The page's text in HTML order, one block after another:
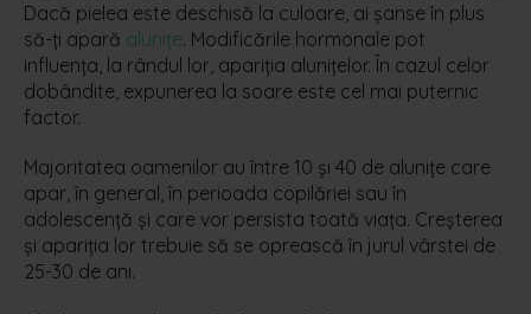
Dacă pielea este deschisă la culoare, ai șanse în plus
să-ți apară alunițe. Modificările hormonale pot
influența, la rândul lor, apariția alunițelor. În cazul celor
dobândite, expunerea la soare este cel mai puternic
factor.
Majoritatea oamenilor au între 10 și 40 de alunițe care
apar, în general, în perioada copilăriei sau în
adolescență și care vor persista toată viața. Creșterea
și apariția lor trebuie să se oprească în jurul vârstei de
25-30 de ani.